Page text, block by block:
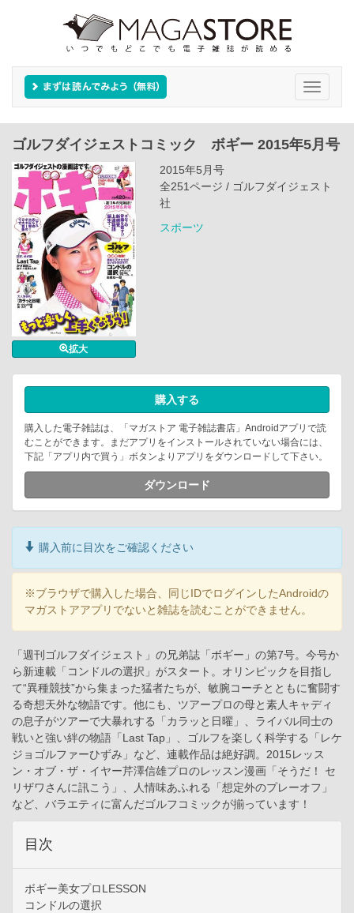
Toggle
ゴルフダイジェストコミック ボギー 2015年5月号
拡大
2015年5月号
全251ページ / ゴルフダイジェスト
社
スポーツ
購入する
購入した電子雑誌は、「マガストア 電子雑誌書店」Androidアプリで読
むことができます。まだアプリをインストールされていない場合には、
下記「アプリ内で買う」ボタンよりアプリをダウンロードして下さい。
ダウンロード
購入前に目次をご確認ください
※ブラウザで購入した場合、同じIDでログインしたAndroidの
マガストアアプリでないと雑誌を読むことができません。
「週刊ゴルフダイジェスト」の兄弟誌「ボギー」の第7号。今号か
ら新連載「コンドルの選択」がスタート。オリンピックを目指し
て“異種競技”から集まった猛者たちが、敏腕コーチとともに奮闘す
る奇想天外な物語です。他にも、ツアープロの母と素人キャディ
の息子がツアーで大暴れする「カラッと日曜」、ライバル同士の
戦いと強い絆の物語「Last Tap」、ゴルフを楽しく科学する「レケ
ジョゴルファーひずみ」など、連載作品は絶好調。2015レッス
ン・オブ・ザ・イヤー芹澤信雄プロのレッスン漫画「そうだ！ セ
リザワさんに訊こう」、人情味あふれる「想定外のプレーオフ」
など、バラエティに富んだゴルフコミックが揃っています！
目次
ボギー美女プロLESSON
コンドルの選択